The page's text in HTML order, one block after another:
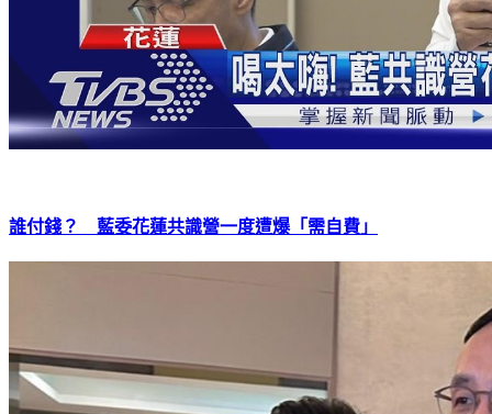
誰付錢？ 藍委花蓮共識營一度遭爆「需自費」